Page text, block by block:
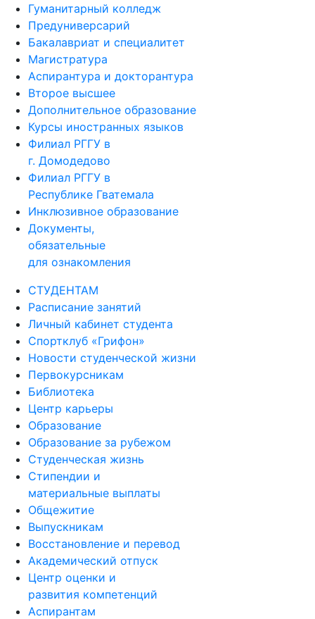
Гуманитарный колледж
Предуниверсарий
Бакалавриат и специалитет
Магистратура
Аспирантура и докторантура
Второе высшее
Дополнительное образование
Курсы иностранных языков
Филиал РГГУ в
г. Домодедово
Филиал РГГУ в
Республике Гватемала
Инклюзивное образование
Документы,
обязательные
для ознакомления
СТУДЕНТАМ
Расписание занятий
Личный кабинет студента
Спортклуб «Грифон»
Новости студенческой жизни
Первокурсникам
Библиотека
Центр карьеры
Образование
Образование за рубежом
Студенческая жизнь
Стипендии и
материальные выплаты
Общежитие
Выпускникам
Восстановление и перевод
Академический отпуск
Центр оценки и
развития компетенций
Аспирантам